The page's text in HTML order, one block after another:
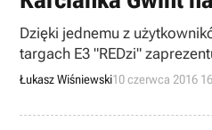
Dzięki jednemu z
targach E3 "REDzi"
Łukasz Wiśniewski10 czerwca 2016